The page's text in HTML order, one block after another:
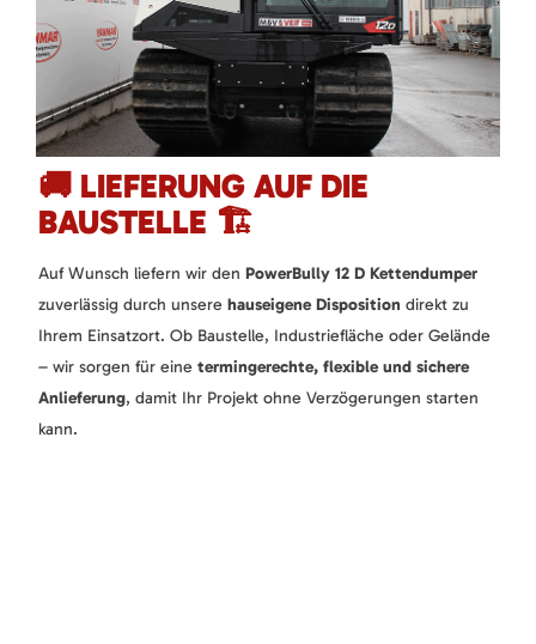
🚚 LIEFERUNG AUF DIE
BAUSTELLE 🏗️
Auf Wunsch liefern wir den PowerBully 12 D Kettendumper
zuverlässig durch unsere hauseigene Disposition direkt zu
Ihrem Einsatzort. Ob Baustelle, Industriefläche oder Gelände
– wir sorgen für eine termingerechte, flexible und sichere
Anlieferung, damit Ihr Projekt ohne Verzögerungen starten
kann.